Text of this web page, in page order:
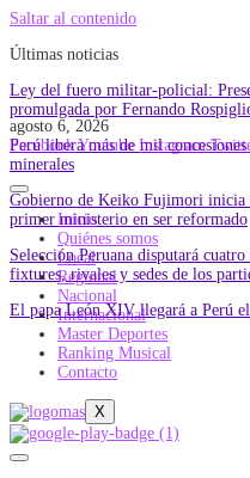
Saltar al contenido
Últimas noticias
Ley del fuero militar-policial:
promulgada por Fernando
Perú libera más de mil
minerales
Gobierno de Keiko Fujimori inicia
primer ministerio en ser reformado
Selección Peruana disputará
fixtures, rivales y sedes de los
El papa León XIV llegará a Perú
agosto 6, 2026
Facebook Youtube Instagram
Inicio
Quiénes somos
Local
Regional
Nacional
Internacional
Master Deportes
Ranking Musical
Contacto
X